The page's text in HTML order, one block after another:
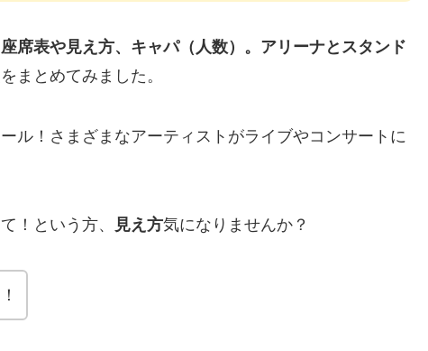
席表や見え方、キャパ（人数）。アリーナとスタンド
まとめてみました。
ル！さまざまなアーティストがライブやコンサートに
！という方、 見え方気になりませんか？